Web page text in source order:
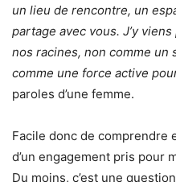
un lieu de rencontre, un
partage avec vous. J’y
nos racines, non comme un
comme une force active
paroles d’une femme.
Facile donc de comprendre
d’un engagement pris pour
Du moins, c’est une